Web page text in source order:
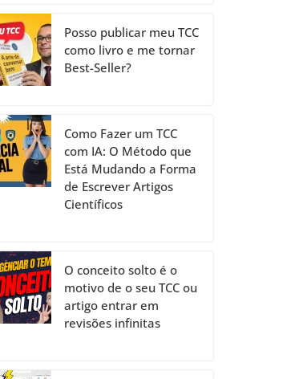
Posso publicar meu TCC
como livro e me tornar
Best-Seller?
Como Fazer um TCC
com IA: O Método que
Está Mudando a Forma
de Escrever Artigos
Científicos
O conceito solto é o
motivo de o seu TCC ou
artigo entrar em
revisões infinitas